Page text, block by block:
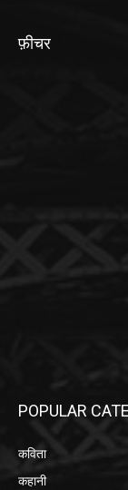
फ़ीचर
POPULAR
कविता
कहानी